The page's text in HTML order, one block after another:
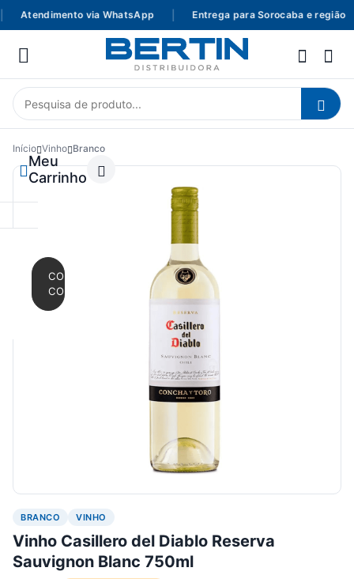
Atendimento via WhatsApp Entrega para Sorocaba e região
Meu
Carrinho
CONTINUAR
COMPRANDO
Início Vinho Branco
BRANCO VINHO
Vinho Casillero del Diablo Reserva
Sauvignon Blanc 750ml